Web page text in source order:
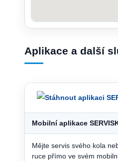
Aplikace a další
Mobilní aplikace
Mějte servis svého kola
ruce přímo ve svém